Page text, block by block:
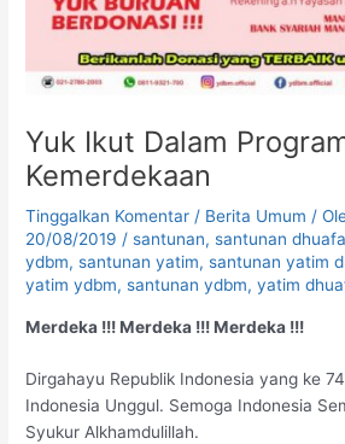
Yuk Ikut Dalam
Kemerdekaan
Tinggalkan Komentar / Berita Umum /
20/08/2019 /santunan,santunan dhuafa
ydbm,santunan yatim,santunan yatim
yatim ydbm,santunan ydbm,yatim
Merdeka !!! Merdeka !!! Merdeka !!!
Dirgahayu Republik Indonesia yang ke
Indonesia Unggul. Semoga Indonesia
Syukur Alkhamdulillah.